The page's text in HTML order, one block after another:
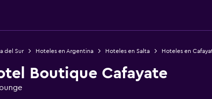
del Sur Hoteles en Argentina Hoteles en Salta Hoteles en
Boutique Cafayate